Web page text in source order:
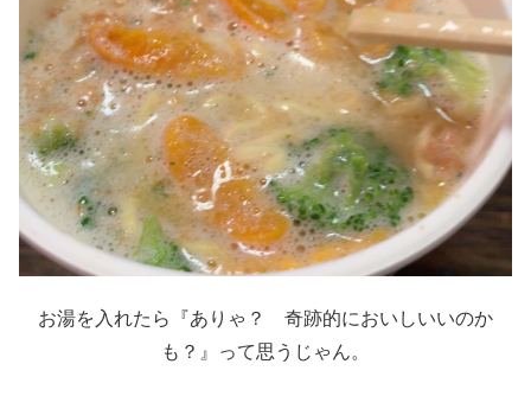
お湯を入れたら『ありゃ？ 奇跡的においしいいのか
も？』って思うじゃん。